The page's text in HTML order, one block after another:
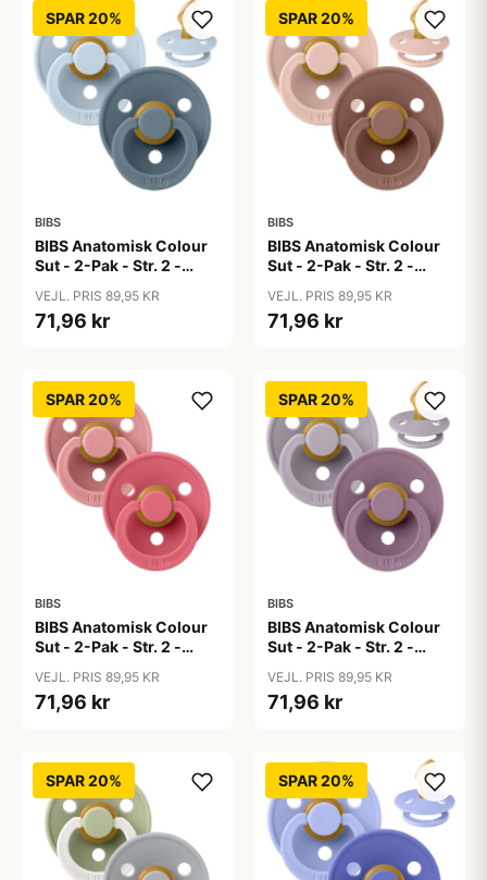
SPAR 20%
BIBS
BIBS Anatomisk Colour
Sut - 2-Pak - Str. 2 -
Blue/Petrol
VEJL. PRIS 89,95 KR
71,96 kr
SPAR 20%
BIBS
BIBS Anatomisk Colour
Sut - 2-Pak - Str. 2 -
Blush/Woodchuck
VEJL. PRIS 89,95 KR
71,96 kr
SPAR 20%
BIBS
BIBS Anatomisk Colour
Sut - 2-Pak - Str. 2 -
Pink/Coral
VEJL. PRIS 89,95 KR
71,96 kr
SPAR 20%
BIBS
BIBS Anatomisk Colour
Sut - 2-Pak - Str. 2 -
Grey/Mauve
VEJL. PRIS 89,95 KR
71,96 kr
SPAR 20% SPAR 20%